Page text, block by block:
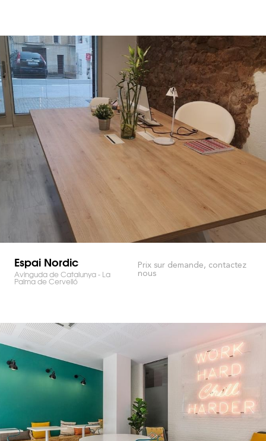
Espai Nordic
Avinguda de Catalunya - La
Palma de Cervelló
Prix sur demande, contactez
nous